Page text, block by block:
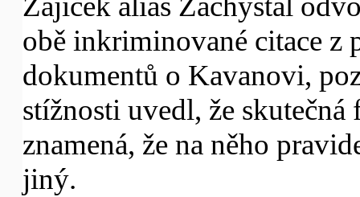
obě inkriminované citace z
dokumentů o Kavanovi,
stížnosti uvedl, že
znamená, že na něho
jiný.